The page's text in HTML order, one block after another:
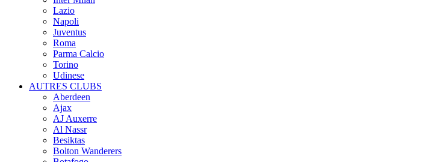
Lazio
Napoli
Juventus
Roma
Parma Calcio
Torino
Udinese
AUTRES CLUBS
Aberdeen
Ajax
AJ Auxerre
Al Nassr
Besiktas
Bolton Wanderers